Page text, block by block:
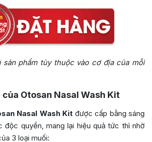
sản phẩm tùy thuộc vào cơ địa của mỗi
của Otosan Nasal Wash Kit
Nasal Wash Kit được cấp bằng sáng
độc quyền, mang lại hiệu quả tức thì nhờ
3 loại muối: